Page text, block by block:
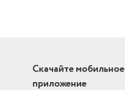
Скачайте мобильное
приложение